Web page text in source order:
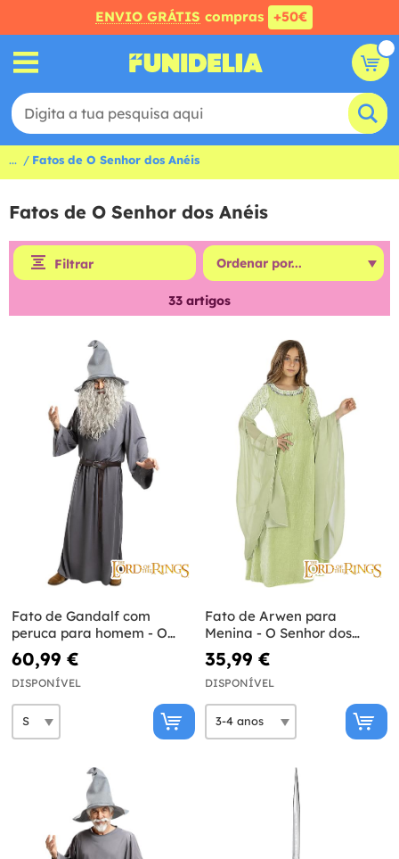
ENVIO GRÁTIS compras +50€
... Fatos de O Senhor dos Anéis
Fatos de O Senhor dos Anéis
Filtrar
33 artigos
Fato de Gandalf com
peruca para homem - O
Senhor dos Anéis
60,99 €
DISPONÍVEL
Fato de Arwen para
Menina - O Senhor dos
Anéis
35,99 €
DISPONÍVEL